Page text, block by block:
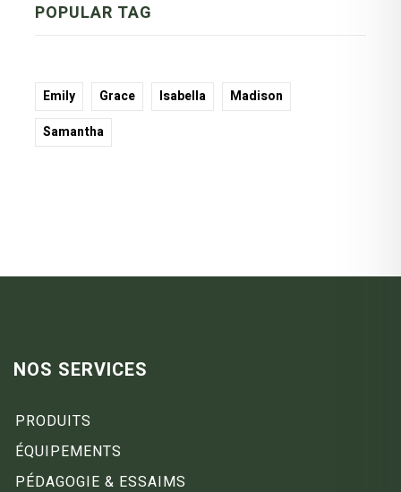
POPULAR TAG
Emily Grace Isabella
Madison
Samantha
NOS SERVICES
PRODUITS
ÉQUIPEMENTS
PÉDAGOGIE & ESSAIMS